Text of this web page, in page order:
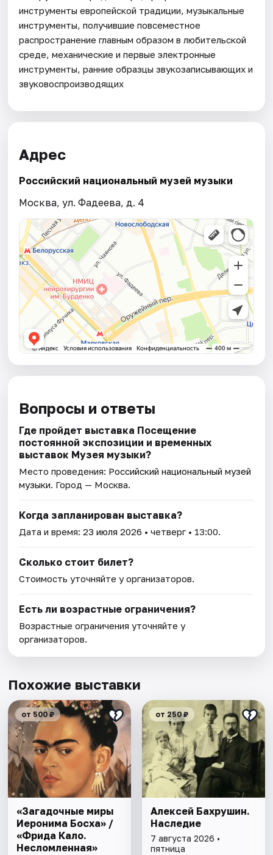
инструменты европейской традиции, музыкальные
инструменты, получившие повсеместное
распространение главным образом в любительской
среде, механические и первые электронные
инструменты, ранние образцы звукозаписывающих и
звуковоспроизводящих
Адрес
Российский национальный музей музыки
Москва, ул. Фадеева, д. 4
Вопросы и ответы
Где пройдет выставка Посещение
постоянной экспозиции и временных
выставок Музея музыки?
Место проведения: Российский национальный музей
музыки. Город — Москва.
Когда запланирован выставка?
Дата и время:23 июля 2026 • четверг • 13:00.
Сколько стоит билет?
Стоимость уточняйте у организаторов.
Есть ли возрастные ограничения?
Возрастные ограничения уточняйте у
организаторов.
Похожие выставки
от 500 ₽
«Загадочные миры
Иеронима Босха» /
«Фрида Кало.
Несломленная»
от 250 ₽
Алексей Бахрушин.
Наследие
7 августа 2026 •
пятница